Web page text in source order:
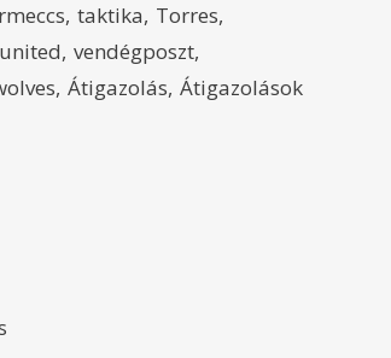
taktika Torres
united vendégposzt
Átigazolás Átigazolások